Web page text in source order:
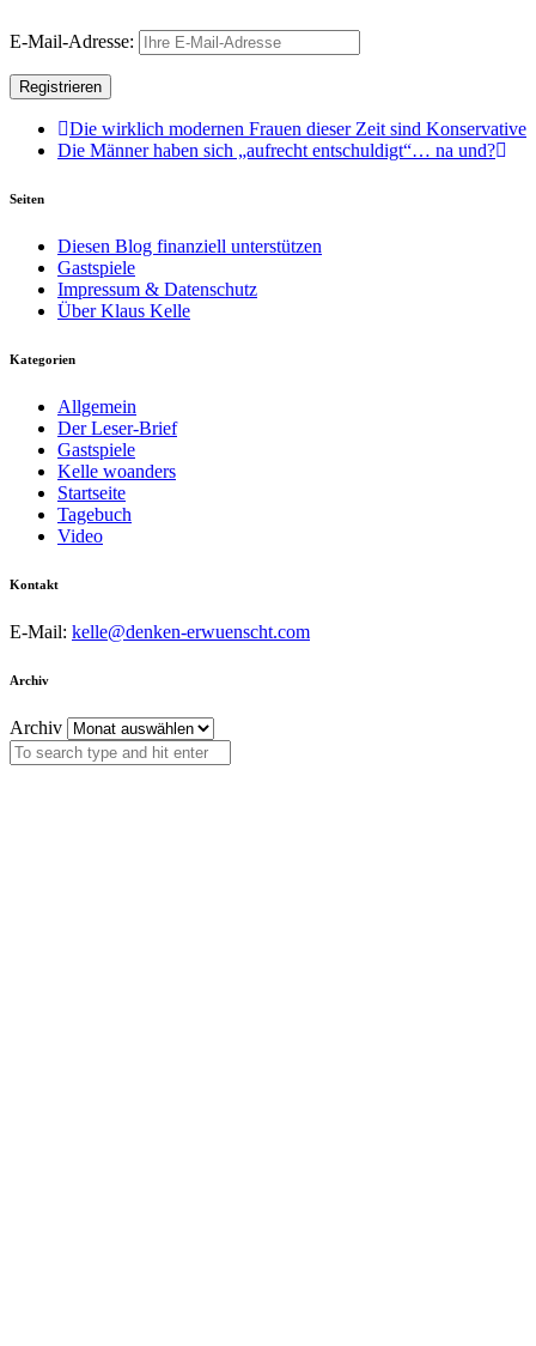
E-Mail-Adresse:
Die wirklich modernen Frauen dieser Zeit sind Konservative
Die Männer haben sich „aufrecht entschuldigt“… na und?
Seiten
Diesen Blog finanziell unterstützen
Gastspiele
Impressum & Datenschutz
Über Klaus Kelle
Kategorien
Allgemein
Der Leser-Brief
Gastspiele
Kelle woanders
Startseite
Tagebuch
Video
Kontakt
E-Mail: kelle@denken-erwuenscht.com
Archiv
Archiv